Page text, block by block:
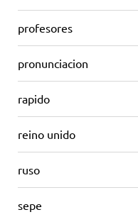
profesores
pronunciacion
rapido
reino unido
ruso
sepe